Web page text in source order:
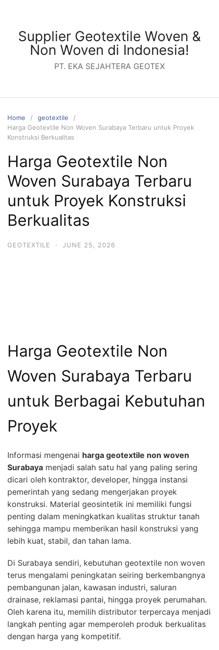
contentSupplier Geotextile Woven &
Non Woven di Indonesia!
PT. EKA SEJAHTERA GEOTEX
Home
geotextile
Harga Geotextile Non Woven Surabaya Terbaru untuk Proyek
Konstruksi Berkualitas
Harga Geotextile Non
Woven Surabaya Terbaru
untuk Proyek Konstruksi
Berkualitas
GEOTEXTILE · JUNE 25, 2026
Harga Geotextile Non
Woven Surabaya Terbaru
untuk Berbagai Kebutuhan
Proyek
Informasi mengenai harga geotextile non woven
Surabaya menjadi salah satu hal yang paling sering
dicari oleh kontraktor, developer, hingga instansi
pemerintah yang sedang mengerjakan proyek
konstruksi. Material geosintetik ini memiliki fungsi
penting dalam meningkatkan kualitas struktur tanah
sehingga mampu memberikan hasil konstruksi yang
lebih kuat, stabil, dan tahan lama.
Di Surabaya sendiri, kebutuhan geotextile non woven
terus mengalami peningkatan seiring berkembangnya
pembangunan jalan, kawasan industri, saluran
drainase, reklamasi pantai, hingga proyek perumahan.
Oleh karena itu, memilih distributor terpercaya menjadi
langkah penting agar memperoleh produk berkualitas
dengan harga yang kompetitif.